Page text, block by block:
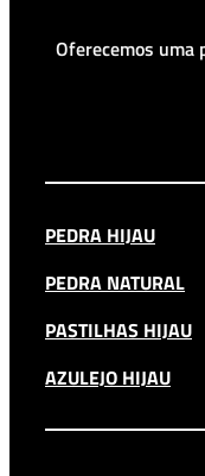
Oferecemos uma
PEDRA HIJAU
PEDRA NATURAL
PASTILHAS HIJAU
AZULEJO HIJAU